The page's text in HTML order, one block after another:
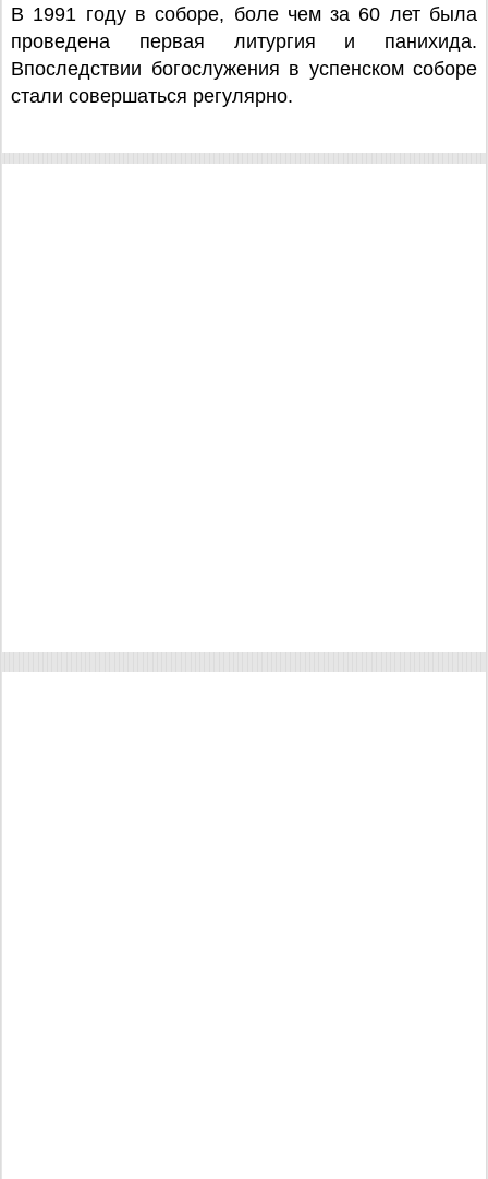
В 1991 году в соборе, боле чем за 60 лет была
проведена первая литургия и панихида.
Впоследствии богослужения в успенском соборе
стали совершаться регулярно.